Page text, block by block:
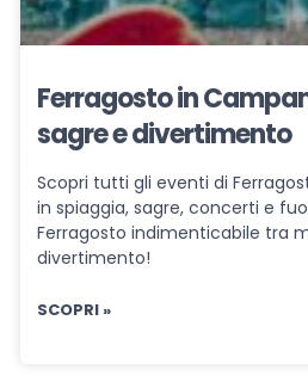
Ferragosto in
sagre e divertimento
Scopri tutti gli eventi di
in spiaggia, sagre, concerti e
Ferragosto indimenticabile tra
divertimento!
SCOPRI »